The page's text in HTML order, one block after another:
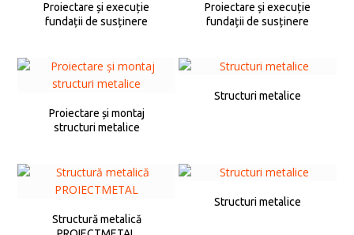
Proiectare și execuție
fundații de susținere
Proiectare și execuție
fundații de susținere
Proiectare și montaj
structuri metalice
Structuri metalice
Structură metalică
Structuri metalice